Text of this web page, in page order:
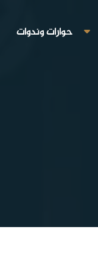
حوارات وندوات